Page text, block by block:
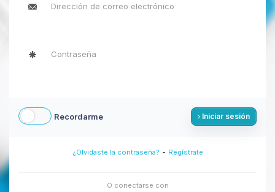
Recordarme Iniciar sesión
¿Olvidaste la contraseña? - Regístrate
O conectarse con